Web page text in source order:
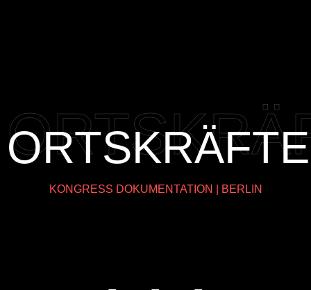
KONGRESS DOKUMENTATION | BERLIN